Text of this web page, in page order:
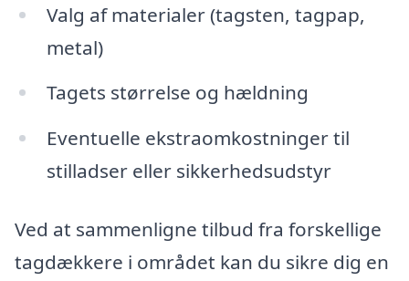
Valg af materialer (tagsten, tagpap,
metal)
Tagets størrelse og hældning
Eventuelle ekstraomkostninger til
stilladser eller sikkerhedsudstyr
Ved at sammenligne tilbud fra forskellige
tagdækkere i området kan du sikre dig en